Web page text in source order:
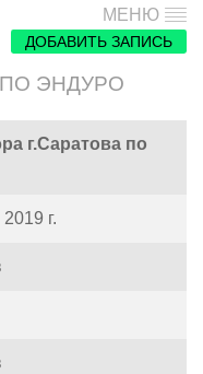
МЕНЮ
ДОБАВИТЬ ЗАПИСЬ
ПО ЭНДУРО
г.Саратова по
г.